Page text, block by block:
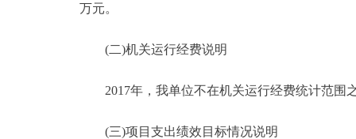
万元。
(二)机关运行经费说明
2017年，我单位不在机关运行经费统计范围
(三)项目支出绩效目标情况说明